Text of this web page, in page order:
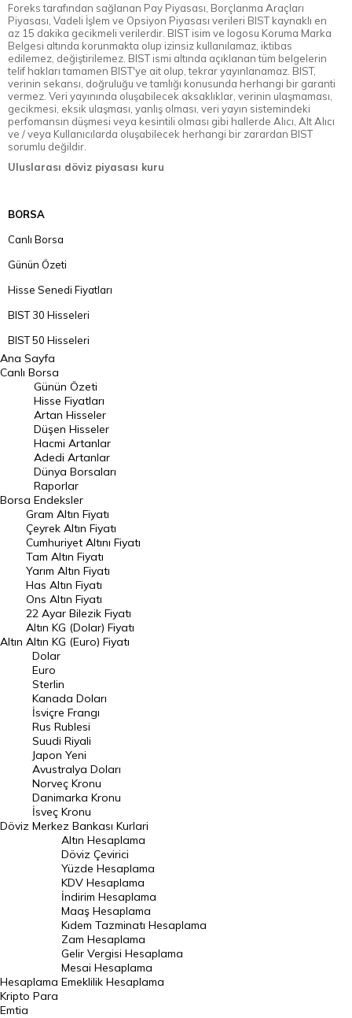
Foreks tarafından sağlanan Pay Piyasası, Borçlanma Araçları
Piyasası, Vadeli İşlem ve Opsiyon Piyasası verileri BIST kaynaklı en
az 15 dakika gecikmeli verilerdir. BIST isim ve logosu Koruma Marka
Belgesi altında korunmakta olup izinsiz kullanılamaz, iktibas
edilemez, değiştirilemez. BIST ismi altında açıklanan tüm belgelerin
telif hakları tamamen BIST'ye ait olup, tekrar yayınlanamaz. BIST,
verinin sekansı, doğruluğu ve tamlığı konusunda herhangi bir garanti
vermez. Veri yayınında oluşabilecek aksaklıklar, verinin ulaşmaması,
gecikmesi, eksik ulaşması, yanlış olması, veri yayın sistemindeki
perfomansın düşmesi veya kesintili olması gibi hallerde Alıcı, Alt Alıcı
ve / veya Kullanıcılarda oluşabilecek herhangi bir zarardan BIST
sorumlu değildir.
Uluslarası döviz piyasası kuru
BORSA
Canlı Borsa
Günün Özeti
Hisse Senedi Fiyatları
BIST 30 Hisseleri
BIST 50 Hisseleri
BIST 100 Hisseleri
En Çok Artan Hisseler
En Çok Düşen Hisseler
Hacmi Artanlar
Geçmiş Kapanışlar
Dünya Borsaları
Raporlar
Endeksler
DÖVİZ
Döviz Kuru
Dolar Kuru
Euro Kuru
Pound Kuru
Frank Kuru
Riyal Kuru
Avustralya Doları
Danimarka Kronu Kuru
Kanada Doları Kuru
Norveç Kronu Kuru
İsveç Kronu Kuru
Japon Yeni Kuru
Serbest Piyasa Döviz Kurları
Merkez Bankası Döviz Kurları
Altın Fiyatları
Gram Altın Fiyatı
Ana Sayfa
Canlı Borsa
Borsa
Günün Özeti
Hisse Fiyatları
Artan Hisseler
Düşen Hisseler
Hacmi Artanlar
Adedi Artanlar
Dünya Borsaları
Raporlar
Endeksler
Altın
Gram Altın Fiyatı
Çeyrek Altın Fiyatı
Cumhuriyet Altını Fiyatı
Tam Altın Fiyatı
Yarım Altın Fiyatı
Has Altın Fiyatı
Ons Altın Fiyatı
22 Ayar Bilezik Fiyatı
Altın KG (Dolar) Fiyatı
Altın KG (Euro) Fiyatı
Döviz
Dolar
Euro
Sterlin
Kanada Doları
İsviçre Frangı
Rus Rublesi
Suudi Riyali
Japon Yeni
Avustralya Doları
Norveç Kronu
Danimarka Kronu
İsveç Kronu
Merkez Bankası Kurlari
Hesaplama
Altın Hesaplama
Döviz Çevirici
Yüzde Hesaplama
KDV Hesaplama
İndirim Hesaplama
Maaş Hesaplama
Kıdem Tazminatı Hesaplama
Zam Hesaplama
Gelir Vergisi Hesaplama
Mesai Hesaplama
Emeklilik Hesaplama
Kripto Para
Emtia